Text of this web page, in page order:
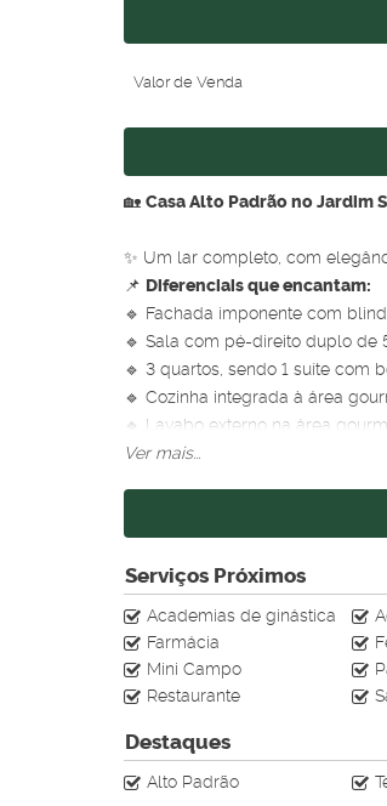
Valor de Venda
🏡 Casa Alto Padrão no Jardim
✨ Um lar completo, com
📌 Diferenciais que encantam:
🔹 Fachada imponente com
🔹 Sala com pé-direito duplo de
🔹 3 quartos, sendo 1 suíte com
🔹 Cozinha integrada à área
🔹 Lavabo externo na área
🔹 Ambientes íntimos bem
🔹 Jardim na frente e nos
🔹 Quintal amplo para expansão
🔹 Corredores laterais dos dois
🔹 Porta principal em alumínio
🔹 Piso em porcelanato e janelas
🔹 Iluminação 100% em LED
🔹 Sistema de segurança
🔹 Garagem para até 4 veículos
🔹 Pintura externa com grafiato
📍Localização privilegiada:
Ver mais...
Serviços Próximos
Academias de ginástica
Farmácia
Mini Campo
Restaurante
Destaques
Alto Padrão